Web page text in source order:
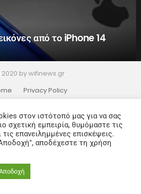
από το iPhone 14
by wifinews.gr
Privacy Policy
στον ιστότοπό μας για να σας
σχετική εμπειρία, θυμόμαστε τις
επανειλημμένες επισκέψεις.
αποδέχεστε τη χρήση